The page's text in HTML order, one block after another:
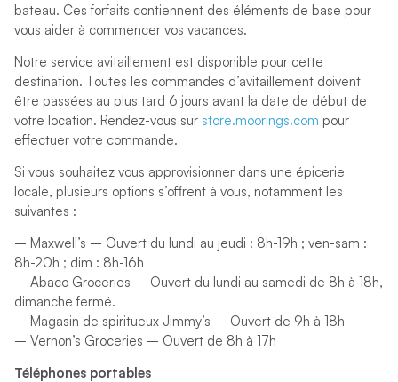
bateau. Ces forfaits contiennent des éléments de base pour
vous aider à commencer vos vacances.
Notre service avitaillement est disponible pour cette
destination. Toutes les commandes d’avitaillement doivent
être passées au plus tard 6 jours avant la date de début de
votre location. Rendez-vous sur store.moorings.com pour
effectuer votre commande.
Si vous souhaitez vous approvisionner dans une épicerie
locale, plusieurs options s’offrent à vous, notamment les
suivantes :
– Maxwell’s – Ouvert du lundi au jeudi : 8h-19h ; ven-sam :
8h-20h ; dim : 8h-16h
– Abaco Groceries – Ouvert du lundi au samedi de 8h à 18h,
dimanche fermé.
– Magasin de spiritueux Jimmy’s – Ouvert de 9h à 18h
– Vernon’s Groceries – Ouvert de 8h à 17h
Téléphones portables